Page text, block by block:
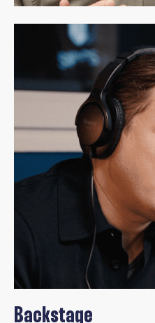
Julien Laure
Partner chez Theodo
Backstage